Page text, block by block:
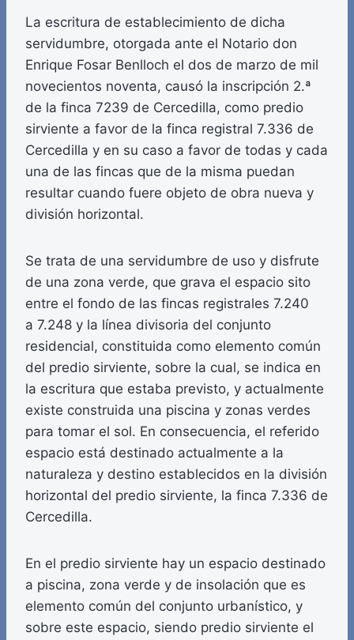
La escritura de establecimiento de dicha
servidumbre, otorgada ante el Notario don
Enrique Fosar Benlloch el dos de marzo de mil
novecientos noventa, causó la inscripción 2.ª
de la finca 7239 de Cercedilla, como predio
sirviente a favor de la finca registral 7.336 de
Cercedilla y en su caso a favor de todas y cada
una de las fincas que de la misma puedan
resultar cuando fuere objeto de obra nueva y
división horizontal.
Se trata de una servidumbre de uso y disfrute
de una zona verde, que grava el espacio sito
entre el fondo de las fincas registrales 7.240
a 7.248 y la línea divisoria del conjunto
residencial, constituida como elemento común
del predio sirviente, sobre la cual, se indica en
la escritura que estaba previsto, y actualmente
existe construida una piscina y zonas verdes
para tomar el sol. En consecuencia, el referido
espacio está destinado actualmente a la
naturaleza y destino establecidos en la división
horizontal del predio sirviente, la finca 7.336 de
Cercedilla.
En el predio sirviente hay un espacio destinado
a piscina, zona verde y de insolación que es
elemento común del conjunto urbanístico, y
sobre este espacio, siendo predio sirviente el